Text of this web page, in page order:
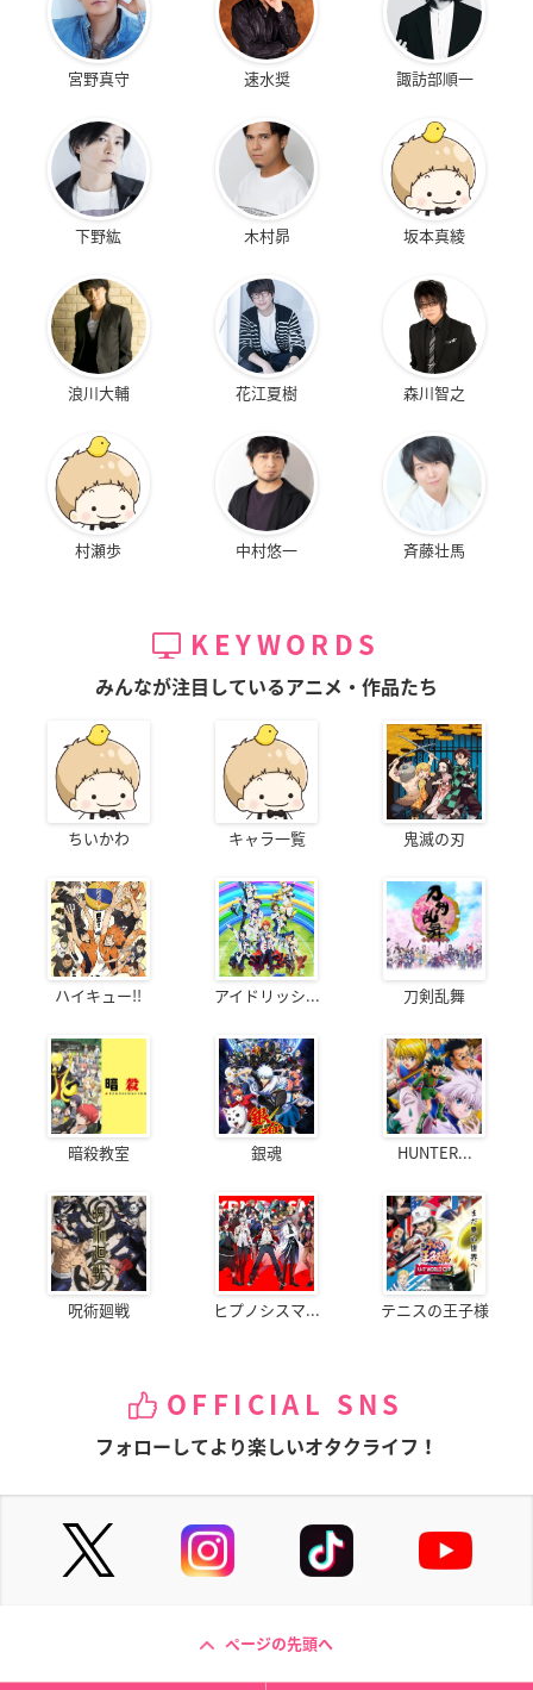
宮野真守 速水奨 諏訪部順一
下野紘 木村昴 坂本真綾
浪川大輔 花江夏樹 森川智之
村瀬歩 中村悠一 斉藤壮馬
KEYWORDS
みんなが注目しているアニメ・作品たち
ちいかわ キャラ一覧 鬼滅の刃
ハイキュー!! アイドリッシ... 刀剣乱舞
暗殺教室 銀魂 HUNTER...
呪術廻戦 ヒプノシスマ... テニスの王子様
OFFICIAL SNS
フォローしてより楽しいオタクライフ！
ページの先頭へ